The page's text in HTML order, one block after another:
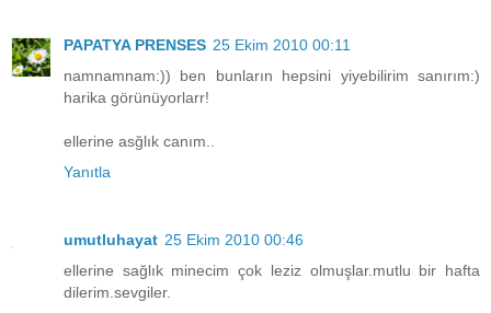
PAPATYA PRENSES 25 Ekim 2010 00:11
namnamnam:)) ben bunların hepsini yiyebilirim sanırım:)
harika görünüyorlarr!
ellerine asğlık canım..
Yanıtla
umutluhayat 25 Ekim 2010 00:46
ellerine sağlık minecim çok leziz olmuşlar.mutlu bir hafta
dilerim.sevgiler.